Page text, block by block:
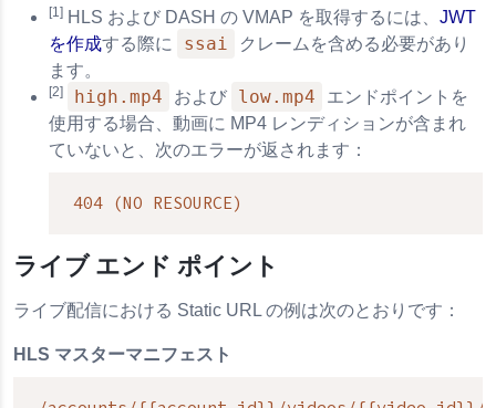
[1] HLS および DASH の VMAP を取得するには、 JWT
を作成する際に ssai
クレームを含める必要があり
ます。
[2] high.mp4 および low.mp4
エンドポイントを
使用する場合、動画に MP4 レンディションが含まれ
ていないと、次のエラーが返されます：
404 (NO RESOURCE)
ライブ エンド ポイント
ライブ配信における Static URL の例は次のとおりです：
HLS マスターマニフェスト